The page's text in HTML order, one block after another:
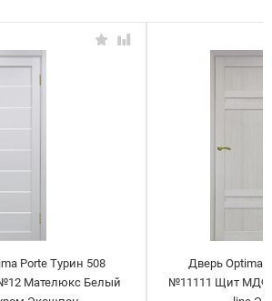
Porte Турин 508
Мателюкс Белый
Дверь Optima
№11111 Щит МДФ